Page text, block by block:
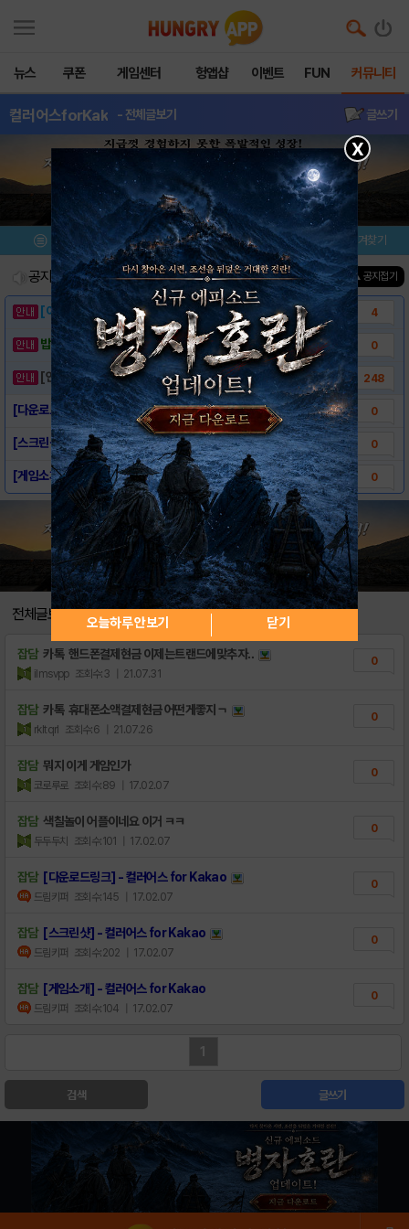
뉴스 쿠폰 게임센터 헝앱샵 이벤트 FUN 커뮤니티
컬러어스forKak - 전체글보기 글쓰기
메뉴 이벤트/미션 설치/평가 즐겨찾기
공지사항 진행중인 이벤트0건 ▲ 공지접기
[이벤트] 웃음으로 매일매일 해피! 유머 게시.. 4
밥알이의 헝앱통신 ⑲ “밥알이, 드디어 멀티를.. 0
[안내] 헝그리앱 필수 상식! 밥알 획득 안내.. 248
[다운로드링크] - 컬러어스 for Kakao 0
[스크린샷] - 컬러어스 for Kakao 0
[게임소개] - 컬러어스 for Kakao 0
전체글보기
잡담 카톡 핸드폰결제현금 이제는트랜드에맞추자‥
ilmsvpp 조회수:3 | 21.07.31
0
잡담 카톡 휴대폰소액결제현금 어떤게좋지￢
rkltqrl 조회수:6 | 21.07.26
0
잡담 뭐지 이게 게임인가
코로루로 조회수:89 | 17.02.07
0
잡담 색칠놀이 어플이네요 이거 ㅋㅋ
두두두치 조회수:101 | 17.02.07
0
잡담 [다운로드링크] - 컬러어스 for Kakao
드림키퍼 조회수:145 | 17.02.07
0
잡담 [스크린샷] - 컬러어스 for Kakao
드림키퍼 조회수:202 | 17.02.07
0
잡담 [게임소개] - 컬러어스 for Kakao
드림키퍼 조회수:104 | 17.02.07
0
1
검색 글쓰기
X
오늘하루 안보기 닫기